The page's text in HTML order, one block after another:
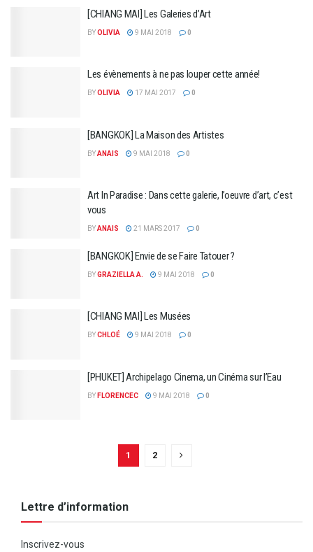
[CHIANG MAI] Les Galeries d’Art
BYOLIVIA 9 MAI 2018 0
Les évènements à ne pas louper cette année!
BYOLIVIA 17 MAI 2017 0
[BANGKOK] La Maison des Artistes
BYANAIS 9 MAI 2018 0
Art In Paradise : Dans cette galerie, l’oeuvre d’art, c’est
vous
BYANAIS 21 MARS 2017 0
[BANGKOK] Envie de se Faire Tatouer ?
BYGRAZIELLA A. 9 MAI 2018 0
[CHIANG MAI] Les Musées
BYCHLOÉ 9 MAI 2018 0
[PHUKET] Archipelago Cinema, un Cinéma sur l’Eau
BY FLORENCEC 9 MAI 2018 0
1 2
Lettre d’information
Inscrivez-vous